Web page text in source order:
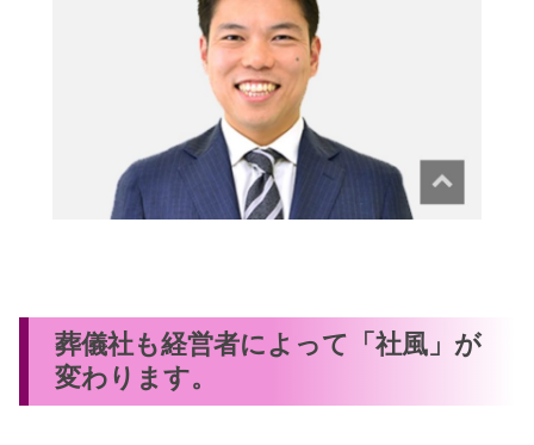
葬儀社も経営者によって「社風」が
変わります。